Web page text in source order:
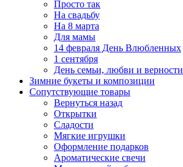
Просто так
На свадьбу
На 8 марта
Для мамы
14 февраля День Влюбленных
1 сентября
День семьи, любви и верности
Зимние букеты и композиции
Сопутствующие товары
Вернуться назад
Открытки
Сладости
Мягкие игрушки
Оформление подарков
Ароматические свечи